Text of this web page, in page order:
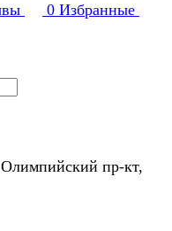
0 Избранные
пр-кт,